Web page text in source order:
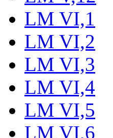
LM VI,1
LM VI,2
LM VI,3
LM VI,4
LM VI,5
LM VI,6